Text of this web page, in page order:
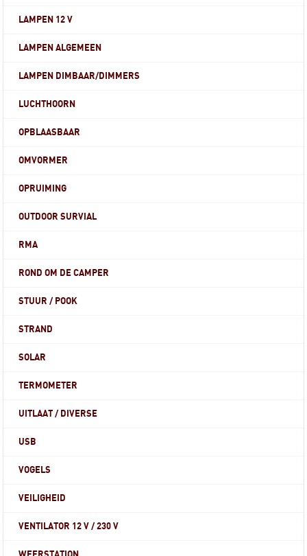
LAMPEN 12 V
LAMPEN ALGEMEEN
LAMPEN DIMBAAR/DIMMERS
LUCHTHOORN
OPBLAASBAAR
OMVORMER
OPRUIMING
OUTDOOR SURVIAL
RMA
ROND OM DE CAMPER
STUUR / POOK
STRAND
SOLAR
TERMOMETER
UITLAAT / DIVERSE
USB
VOGELS
VEILIGHEID
VENTILATOR 12 V / 230 V